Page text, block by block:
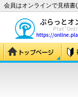
会員はオンラインで見積書(